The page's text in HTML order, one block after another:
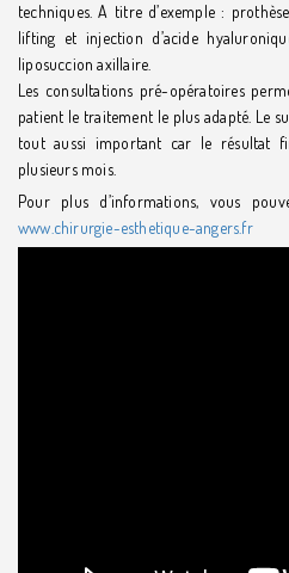
techniques. A titre d’exemple :
lifting et injection d’acide
liposuccion axillaire.
Les consultations pré-opératoires
patient le traitement le plus adapté. Le
tout aussi important car le résultat
plusieurs mois.
Pour plus d’informations, vous
www.chirurgie-esthetique-angers.fr